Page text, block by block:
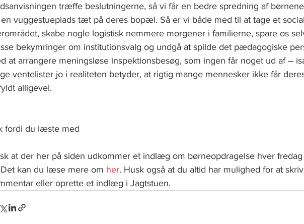
træffe beslutningerne, så vi får en bedre spredning af
vuggestueplads tæt på deres bopæl. Så er vi både med til at tage et
skabe nogle logistisk nemmere morgener i familierne, spare os
bekymringer om institutionsvalg og undgå at spilde det pædagogiske
at arrangere meningsløse inspektionsbesøg, som ingen får noget ud af –
ventelister jo i realiteten betyder, at rigtig mange mennesker ikke får
alligevel.
fordi du læste med
at der her på siden udkommer et indlæg om børneopdragelse hver
kan du læse mere om her. Husk også at du altid har mulighed for at
eller oprette et indlæg i Jagtstuen.